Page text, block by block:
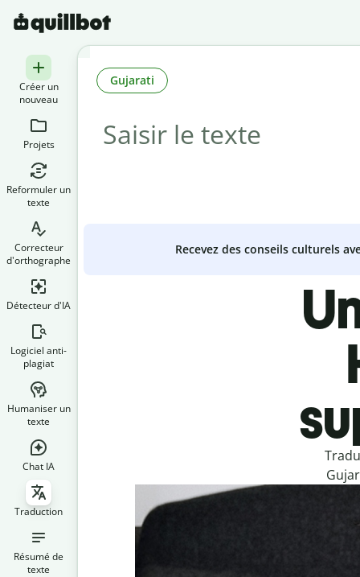
Créer un
nouveau
Projets
Reformuler un
texte
Correcteur
d'orthographe
Détecteur d'IA
Logiciel anti-
plagiat
Humaniser un
texte
Chat IA
Traduction
Résumé de
texte
Gujarati
Recevez des conseils culturels